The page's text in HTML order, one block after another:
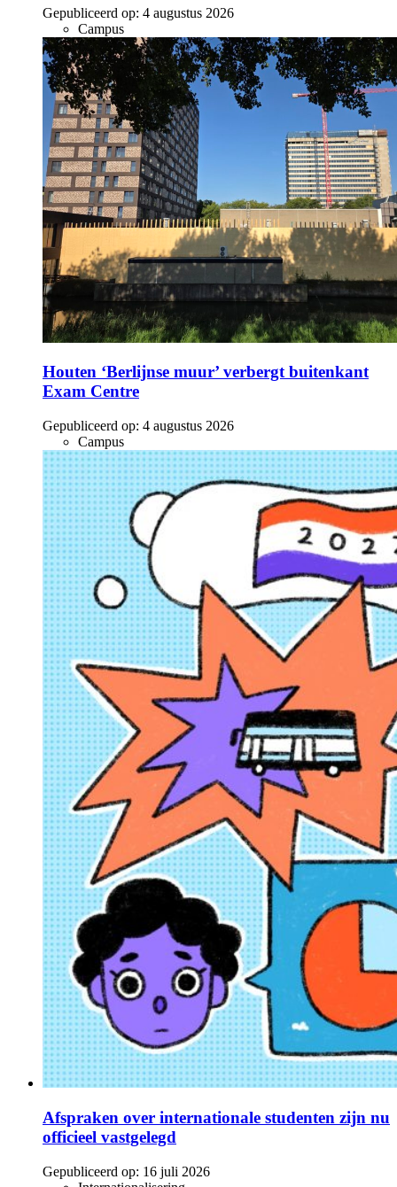
Gepubliceerd op: 4 augustus 2026
Campus
Houten ‘Berlijnse muur’ verbergt buitenkant
Exam Centre
Gepubliceerd op: 4 augustus 2026
Campus
Afspraken over internationale studenten zijn nu
officieel vastgelegd
Gepubliceerd op: 16 juli 2026